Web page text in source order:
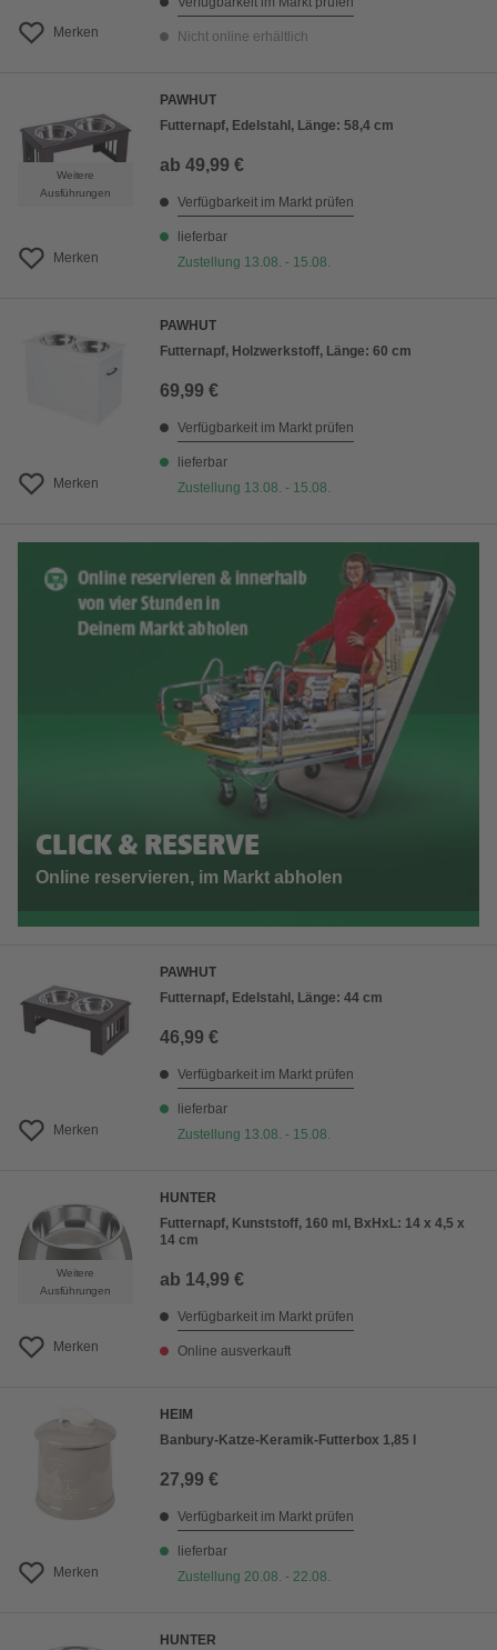
Merken Nicht online erhältlich
Weitere
Ausführungen
Merken
PAWHUT
Futternapf, Edelstahl, Länge: 58,4 cm
ab 49,99 €
Verfügbarkeit im Markt prüfen
lieferbar
Zustellung 13.08. - 15.08.
Merken
PAWHUT
Futternapf, Holzwerkstoff, Länge: 60 cm
69,99 €
Verfügbarkeit im Markt prüfen
lieferbar
Zustellung 13.08. - 15.08.
CLICK & RESERVE
Online reservieren, im Markt abholen
Merken
PAWHUT
Futternapf, Edelstahl, Länge: 44 cm
46,99 €
Verfügbarkeit im Markt prüfen
lieferbar
Zustellung 13.08. - 15.08.
Weitere
Ausführungen
Merken
HUNTER
Futternapf, Kunststoff, 160 ml, BxHxL: 14 x 4,5 x
14 cm
ab 14,99 €
Verfügbarkeit im Markt prüfen
Online ausverkauft
Merken
HEIM
Banbury-Katze-Keramik-Futterbox 1,85 l
27,99 €
Verfügbarkeit im Markt prüfen
lieferbar
Zustellung 20.08. - 22.08.
HUNTER